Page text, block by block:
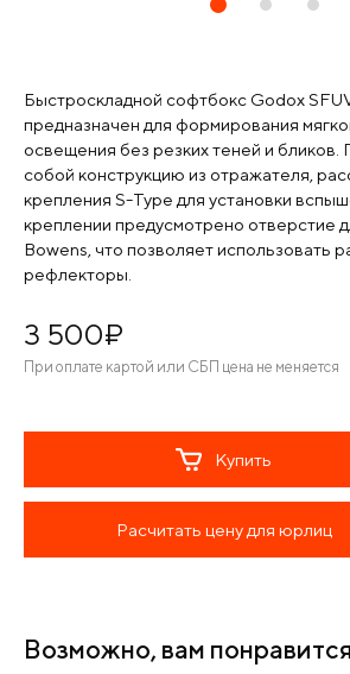
Быстроскладной софтбокс Godox
предназначен для формирования
освещения без резких теней и бликов.
собой конструкцию из отражателя,
крепления S-Type для установки
креплении предусмотрено отверстие
Bowens, что позволяет использовать
рефлекторы.
3 500¤
При оплате картой или СБП цена не меняется
Купить
Расчитать цену для юрлиц
Возможно, вам понравится